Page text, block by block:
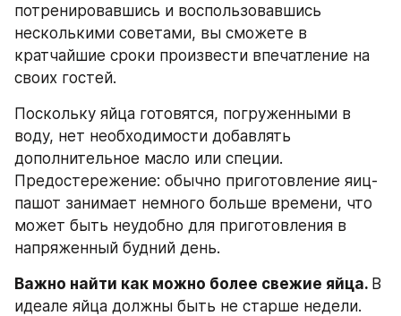
потренировавшись и воспользовавшись
несколькими советами, вы сможете в
кратчайшие сроки произвести впечатление на
своих гостей.
Поскольку яйца готовятся, погруженными в
воду, нет необходимости добавлять
дополнительное масло или специи.
Предостережение: обычно приготовление яиц-
пашот занимает немного больше времени, что
может быть неудобно для приготовления в
напряженный будний день.
Важно найти как можно более свежие яйца. В
идеале яйца должны быть не старше недели.